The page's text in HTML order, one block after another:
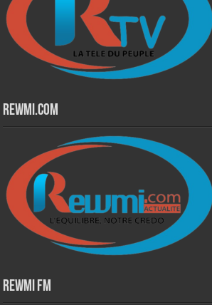
Rewmi.Com
Rewmi Fm